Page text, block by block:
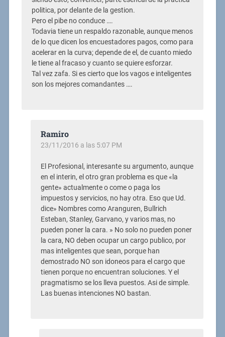
politica, por delante de la gestion.
Pero el pibe no conduce ….
Todavia tiene un respaldo razonable, aunque menos
de lo que dicen los encuestadores pagos, como para
acelerar en la curva; depende de el, de cuanto miedo
le tiene al fracaso y cuanto se quiere esforzar.
Tal vez zafa. Si es cierto que los vagos e inteligentes
son los mejores comandantes ….
Ramiro
23/11/2016 a las 5:07 PM
El Profesional, interesante su argumento, aunque
en el interin, el otro gran problema es que «la
gente» actualmente o come o paga los
impuestos y servicios, no hay otra. Eso que Ud.
dice» Nombres como Aranguren, Bullrich
Esteban, Stanley, Garvano, y varios mas, no
pueden poner la cara. » No solo no pueden poner
la cara, NO deben ocupar un cargo publico, por
mas inteligentes que sean, porque han
demostrado NO son idoneos para el cargo que
tienen porque no encuentran soluciones. Y el
pragmatismo se los lleva puestos. Asi de simple.
Las buenas intenciones NO bastan.